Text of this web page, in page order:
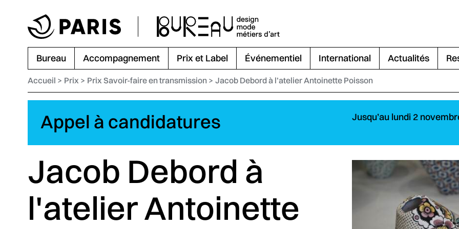
Bureau Accompagnement Prix et Label Événementiel International Actualités
Accueil Prix Prix Savoir-faire en transmission Jacob Debord à l’atelier Antoinette Poisson
Appel à candidatures Jusqu’au lundi 2
Jacob Debord à
l'atelier Antoinette